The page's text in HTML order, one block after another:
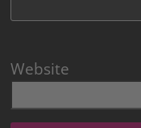
Website